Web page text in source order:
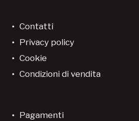
Contatti
Privacy policy
Cookie
Condizioni di vendita
Pagamenti